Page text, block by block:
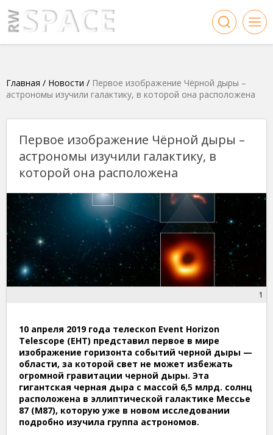
Главная / Новости / Первое изображение Чёрной дыры –
астрономы изучили галактику, в которой она расположена
Первое изображение Чёрной дыры –
астрономы изучили галактику, в
которой она расположена
1
10 апреля 2019 года телескоп Event Horizon
Telescope (EHT) представил первое в мире
изображение горизонта событий черной дыры —
области, за которой свет не может избежать
огромной гравитации черной дыры. Эта
гигантская черная дыра с массой 6,5 млрд. солнц
расположена в эллиптической галактике Мессье
87 (M87), которую уже в новом исследовании
подробно изучила группа астрономов.